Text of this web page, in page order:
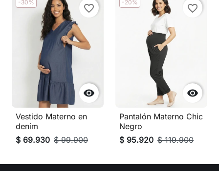
-30%

favorite_border
Vestido Materno en
denim
$ 69.930 $ 99.900
-20%

favorite_border
Pantalón Materno Chic
Negro
$ 95.920 $ 119.900